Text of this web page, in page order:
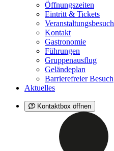
Öffnungszeiten
Eintritt & Tickets
Veranstaltungsbesuch
Kontakt
Gastronomie
Führungen
Gruppenausflug
Geländeplan
Barrierefreier Besuch
Aktuelles
Kontaktbox öffnen